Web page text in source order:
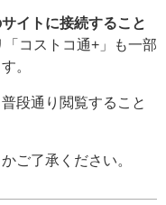
イトに接続すること
コストコ通+」も一部
。
段通り閲覧すること
ご了承ください。